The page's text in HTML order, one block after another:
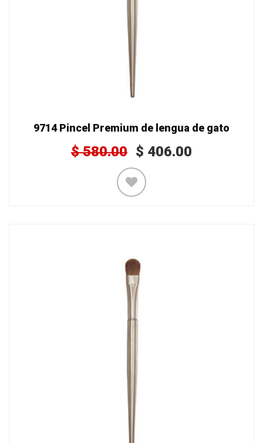
9714 Pincel Premium de lengua de gato
$580.00 $ 406.00